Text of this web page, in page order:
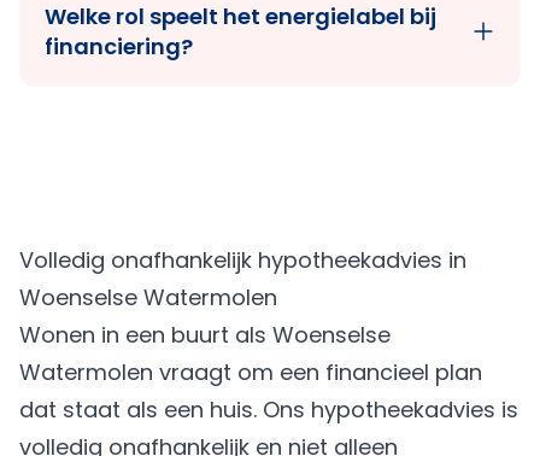
Welke rol speelt het energielabel bij
financiering?
Volledig onafhankelijk hypotheekadvies in
Woenselse Watermolen
Wonen in een buurt als Woenselse
Watermolen vraagt om een financieel plan
dat staat als een huis. Ons hypotheekadvies is
volledig onafhankelijk en niet alleen